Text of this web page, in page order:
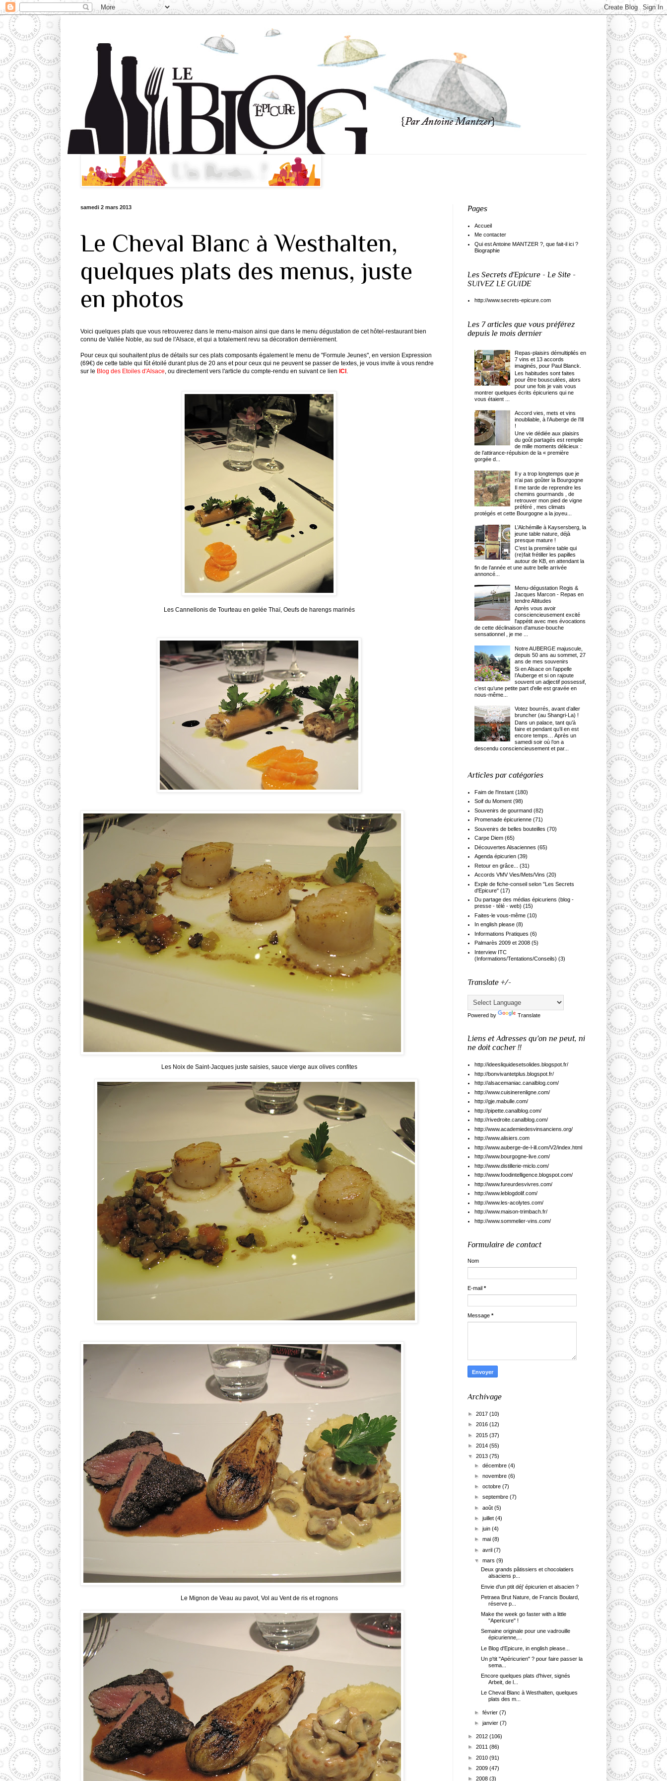
samedi 2 mars 2013
Le Cheval Blanc à Westhalten,
quelques plats des menus, juste
en photos
Voici quelques plats que vous retrouverez dans le menu-maison ainsi que dans le menu dégustation de cet hôtel-restaurant bien
connu de Vallée Noble, au sud de l'Alsace, et qui a totalement revu sa décoration dernièrement.
Pour ceux qui souhaitent plus de détails sur ces plats composants également le menu de "Formule Jeunes", en version Expression
(69€) de cette table qui fût étoilé durant plus de 20 ans et pour ceux qui ne peuvent se passer de textes, je vous invite à vous rendre
sur le Blog des Etoiles d'Alsace, ou directement vers l'article du compte-rendu en suivant ce lien ICI .
Les Cannellonis de Tourteau en gelée Thaï, Oeufs de harengs marinés
Les Noix de Saint-Jacques juste saisies, sauce vierge aux olives confites
Le Mignon de Veau au pavot, Vol au Vent de ris et rognons
Pages
Accueil
Me contacter
Qui est Antoine MANTZER ?, que fait-il ici ?
Biographie
Les Secrets d'Epicure - Le Site -
SUIVEZ LE GUIDE
http://www.secrets-epicure.com
Les 7 articles que vous préférez
depuis le mois dernier
Repas-plaisirs démultipliés en
7 vins et 13 accords
imaginés, pour Paul Blanck.
Les habitudes sont faites
pour être bousculées, alors
pour une fois je vais vous
montrer quelques écrits épicuriens qui ne
vous étaient ...
Accord vies, mets et vins
inoubliable, à l’Auberge de l’Ill
!
Une vie dédiée aux plaisirs
du goût partagés est remplie
de mille moments délicieux :
de l’attirance-répulsion de la « première
gorgée d...
Il y a trop longtemps que je
n'ai pas goûter la Bourgogne
Il me tarde de reprendre les
chemins gourmands , de
retrouver mon pied de vigne
préféré , mes climats
protégés et cette Bourgogne a la joyeu...
L’Alchémille à Kaysersberg, la
jeune table nature, déjà
presque mature !
C’est la première table qui
(re)fait frétiller les papilles
autour de KB, en attendant la
fin de l’année et une autre belle arrivée
annoncé...
Menu-dégustation Regis &
Jacques Marcon - Repas en
tendre Altitudes
Après vous avoir
consciencieusement excité
l'appétit avec mes évocations
de cette déclinaison d'amuse-bouche
sensationnel , je me ...
Notre AUBERGE majuscule,
depuis 50 ans au sommet, 27
ans de mes souvenirs
Si en Alsace on l’appelle
l’Auberge et si on rajoute
souvent un adjectif possessif,
c’est qu’une petite part d’elle est gravée en
nous-même...
Votez bourrés, avant d’aller
bruncher (au Shangri-La) !
Dans un palace, tant qu’à
faire et pendant qu’il en est
encore temps… Après un
samedi soir où l’on a
descendu consciencieusement et par...
Articles par catégories
Faim de l'Instant (180)
Soif du Moment (98)
Souvenirs de gourmand (82)
Promenade épicurienne (71)
Souvenirs de belles bouteilles (70)
Carpe Diem (65)
Découvertes Alsaciennes (65)
Agenda épicurien (39)
Retour en grâce...
(31)
Accords VMV Vies/Mets/Vins (20)
Exple de fiche-conseil selon "Les Secrets
d'Epicure" (17)
Du partage des médias épicuriens (blog -
presse - télé - web) (15)
Faites-le vous-même (10)
In english please (8)
Informations Pratiques (6)
Palmarès 2009 et 2008 (5)
Interview ITC
(Informations/Tentations/Conseils) (3)
Translate +/-
Powered by Translate
Liens et Adresses qu'on ne peut, ni
ne doit cacher !!
http://ideesliquidesetsolides.blogspot.fr/
http://bonvivantetplus.blogspot.fr/
http://alsacemaniac.canalblog.com/
http://www.cuisinerenligne.com/
http://gje.mabulle.com/
http://pipette.canalblog.com/
http://rivedroite.canalblog.com/
http://www.academiedesvinsanciens.org/
http://www.alisiers.com
http://www.auberge-de-l-ill.com/V2/index.html
http://www.bourgogne-live.com/
http://www.distillerie-miclo.com/
http://www.foodintelligence.blogspot.com/
http://www.fureurdesvivres.com/
http://www.leblogdolif.com/
http://www.les-acolytes.com/
http://www.maison-trimbach.fr/
http://www.sommelier-vins.com/
Formulaire de contact
Nom
E-mail *
Message *
Archivage
► 2017 (10)
► 2016 (12)
► 2015 (37)
► 2014 (55)
▼ 2013 (75)
►décembre(4)
►novembre(6)
►octobre(7)
►septembre(7)
►août(5)
►juillet(4)
►juin(4)
►mai(8)
►avril(7)
▼mars(9)
Deux grands pâtissiers et chocolatiers
alsaciens p...
Envie d'un ptit déj' épicurien et alsacien ?
Petraea Brut Nature, de Francis Boulard,
réserve p...
Make the week go faster with a little
"Apericure" !
Semaine originale pour une vadrouille
épicurienne,...
Le Blog d'Epicure, in english please...
Un p'tit "Apéricurien" ? pour faire passer la
sema...
Encore quelques plats d'hiver, signés
Arbeit, de l...
Le Cheval Blanc à Westhalten, quelques
plats des m...
►février(7)
►janvier(7)
► 2012 (106)
► 2011 (86)
► 2010 (91)
► 2009 (47)
► 2008 (3)